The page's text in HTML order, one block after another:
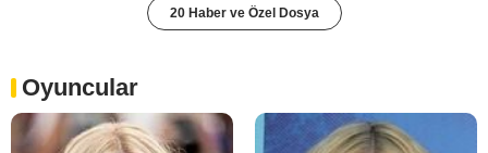
20 Haber ve Özel Dosya
Oyuncular